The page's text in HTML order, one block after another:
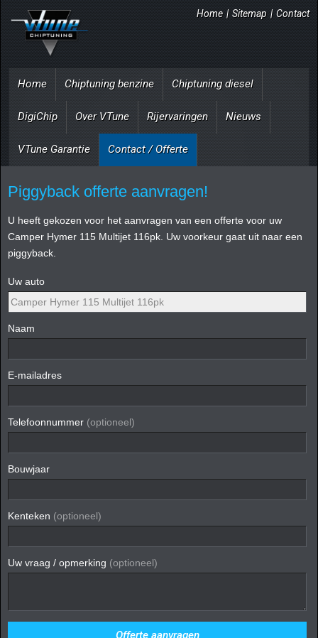
Home | Sitemap | Contact
Home Chiptuning benzine Chiptuning diesel
DigiChip Over VTune Rijervaringen Nieuws
VTune Garantie Contact / Offerte
Piggyback offerte aanvragen!
U heeft gekozen voor het aanvragen van een offerte voor uw
Camper Hymer 115 Multijet 116pk. Uw voorkeur gaat uit naar een
piggyback.
Uw auto
Naam
E-mailadres
Telefoonnummer (optioneel)
Bouwjaar
Kenteken (optioneel)
Uw vraag / opmerking (optioneel)